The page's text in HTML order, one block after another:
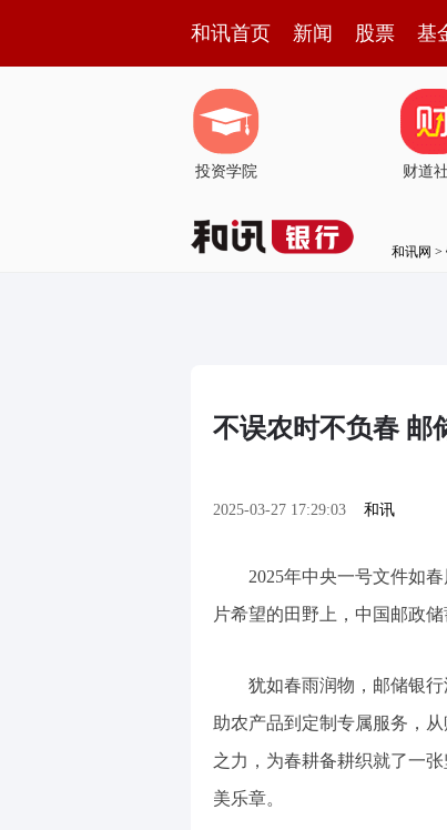
和讯首页 新闻 股票 基
投资学院 财道
和讯网 >
不误农时不负春 邮
2025-03-27 17:29:03 和讯
2025年中央一号文件如春
片希望的田野上，中国邮政
犹如春雨润物，邮储银行
助农产品到定制专属服务，
之力，为春耕备耕织就了一
美乐章。